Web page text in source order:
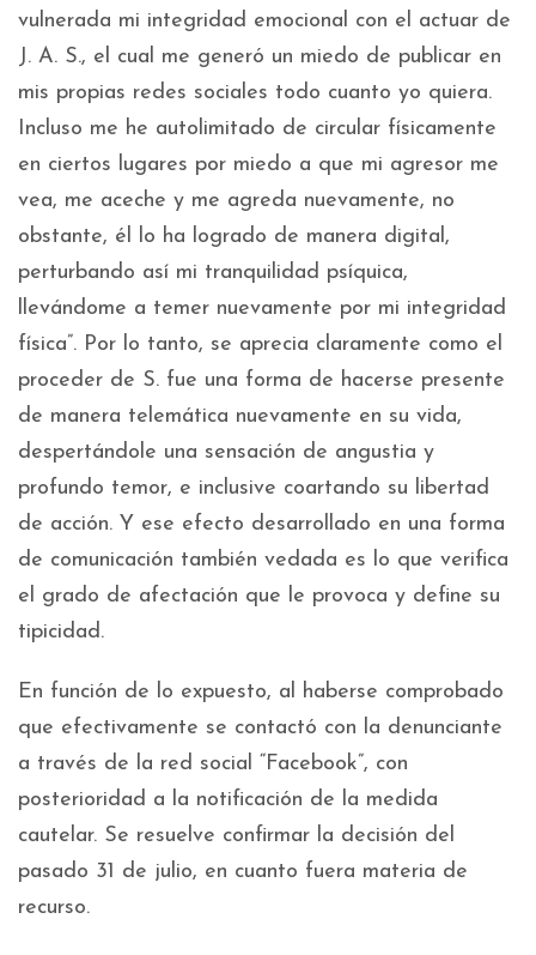
vulnerada mi integridad emocional con el actuar de
J. A. S., el cual me generó un miedo de publicar en
mis propias redes sociales todo cuanto yo quiera.
Incluso me he autolimitado de circular físicamente
en ciertos lugares por miedo a que mi agresor me
vea, me aceche y me agreda nuevamente, no
obstante, él lo ha logrado de manera digital,
perturbando así mi tranquilidad psíquica,
llevándome a temer nuevamente por mi integridad
física”. Por lo tanto, se aprecia claramente como el
proceder de S. fue una forma de hacerse presente
de manera telemática nuevamente en su vida,
despertándole una sensación de angustia y
profundo temor, e inclusive coartando su libertad
de acción. Y ese efecto desarrollado en una forma
de comunicación también vedada es lo que verifica
el grado de afectación que le provoca y define su
tipicidad.
En función de lo expuesto, al haberse comprobado
que efectivamente se contactó con la denunciante
a través de la red social “Facebook”, con
posterioridad a la notificación de la medida
cautelar. Se resuelve confirmar la decisión del
pasado 31 de julio, en cuanto fuera materia de
recurso.